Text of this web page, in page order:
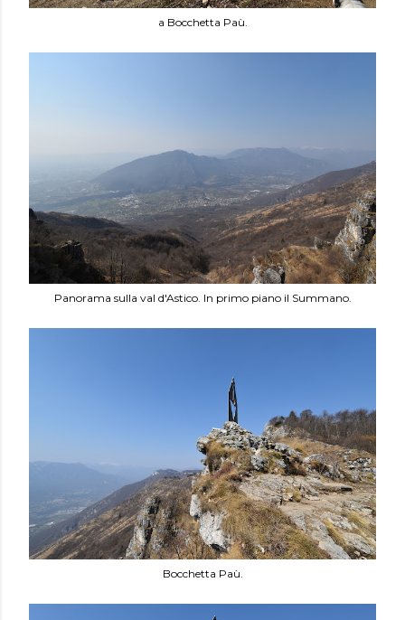
a Bocchetta Paù.
Panorama sulla val d'Astico. In primo piano il Summano.
Bocchetta Paù.